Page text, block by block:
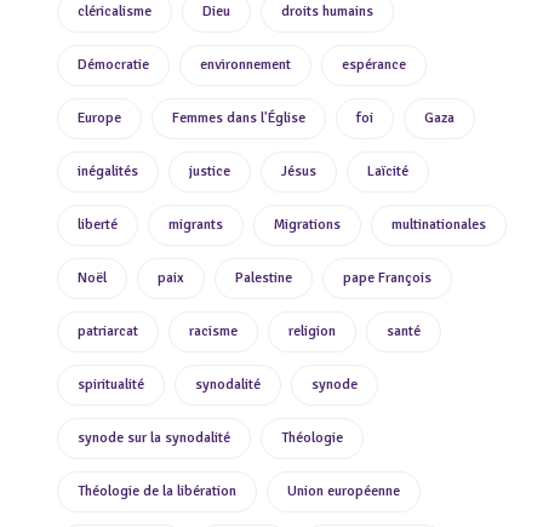
cléricalisme Dieu droits humains
Démocratie environnement espérance
Europe Femmes dans l'Église foi Gaza
inégalités justice Jésus Laïcité
liberté migrants Migrations multinationales
Noël paix Palestine pape François
patriarcat racisme religion santé
spiritualité synodalité synode
synode sur la synodalité Théologie
Théologie de la libération Union européenne